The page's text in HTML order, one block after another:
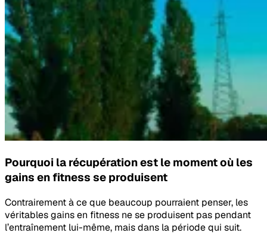
Pourquoi la récupération est le moment où les
gains en fitness se produisent
Contrairement à ce que beaucoup pourraient penser, les
véritables gains en fitness ne se produisent pas pendant
l’entraînement lui-même, mais dans la période qui suit.